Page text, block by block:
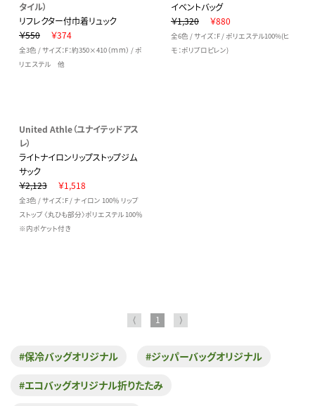
タイル）
リフレクター付巾着リュック
￥550
￥374
全3色 / サイズ：F：約350×410（ｍｍ） / ポ
リエステル 他
イベントバッグ
￥1,320
￥880
全6色 / サイズ：F / ポリエステル100%(ヒ
モ：ポリプロピレン)
United Athle（ユナイテッドアス
レ）
ライトナイロンリップストップジム
サック
￥2,123
￥1,518
全3色 / サイズ：F / ナイロン 100％ リップ
ストップ 〈丸ひも部分〉ポリエステル 100％
※内ポケット付き
⟨ 1 ⟩
#保冷バッグオリジナル #ジッパーバッグオリジナル
#エコバッグオリジナル折りたたみ